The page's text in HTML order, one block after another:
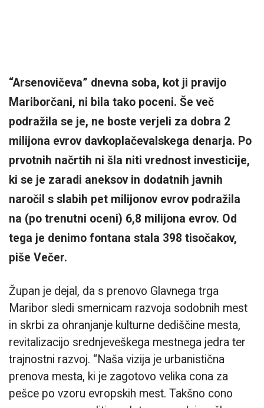
“Arsenovičeva” dnevna soba, kot ji pravijo
Mariborčani, ni bila tako poceni. Še več
podražila se je, ne boste verjeli za dobra 2
milijona evrov davkoplačevalskega denarja. Po
prvotnih načrtih ni šla niti vrednost investicije,
ki se je zaradi aneksov in dodatnih javnih
naročil s slabih pet milijonov evrov podražila
na (po trenutni oceni) 6,8 milijona evrov. Od
tega je denimo fontana stala 398 tisočakov,
piše Večer.
Župan je dejal, da s prenovo Glavnega trga
Maribor sledi smernicam razvoja sodobnih mest
in skrbi za ohranjanje kulturne dediščine mesta,
revitalizacijo srednjeveškega mestnega jedra ter
trajnostni razvoj. “Naša vizija je urbanistična
prenova mesta, ki je zagotovo velika cona za
pešce po vzoru evropskih mest. Takšno cono